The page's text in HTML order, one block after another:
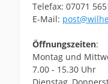
Telefax: 07071
E-Mail:
Öffnungszeiten:
Montag und
7.00 - 15.30 Uhr